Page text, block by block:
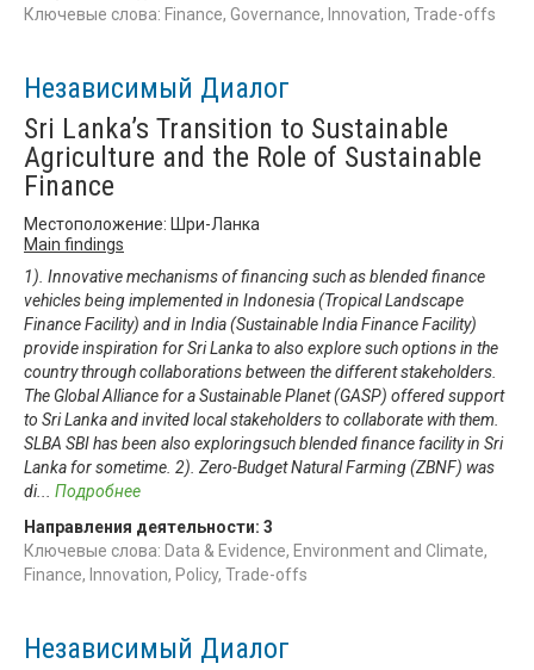
Ключевые слова: Finance, Governance, Innovation, Trade-offs
Независимый Диалог
Sri Lanka’s Transition to Sustainable
Agriculture and the Role of Sustainable
Finance
Местоположение: Шри-Ланка
Main findings
1). Innovative mechanisms of financing such as blended finance
vehicles being implemented in Indonesia (Tropical Landscape
Finance Facility) and in India (Sustainable India Finance Facility)
provide inspiration for Sri Lanka to also explore such options in the
country through collaborations between the different stakeholders.
The Global Alliance for a Sustainable Planet (GASP) offered support
to Sri Lanka and invited local stakeholders to collaborate with them.
SLBA SBI has been also exploringsuch blended finance facility in Sri
Lanka for sometime. 2). Zero-Budget Natural Farming (ZBNF) was
di... Подробнее
Направления деятельности: 3
Ключевые слова: Data & Evidence, Environment and Climate,
Finance, Innovation, Policy, Trade-offs
Независимый Диалог